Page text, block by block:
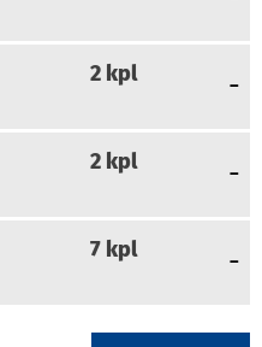
2 kpl
2 kpl
7 kpl